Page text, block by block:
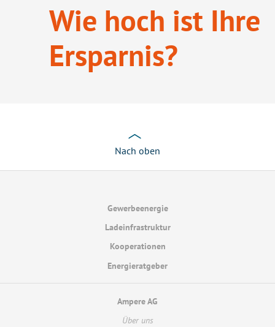
Wie hoch ist Ihre
Ersparnis?
Nach oben
Gewerbeenergie
Ladeinfrastruktur
Kooperationen
Energieratgeber
Ampere AG
Über uns